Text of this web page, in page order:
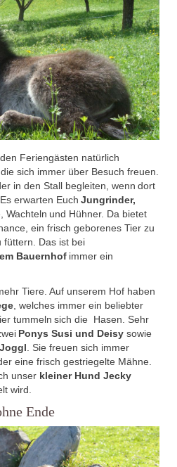
Feriengästen natürlich
, die sich immer über Besuch freuen.
in den Stall begleiten, wenn dort
erwarten Euch Jungrinder,
Wachteln und Hühner. Da bietet
ein frisch geborenes Tier zu
füttern. Das ist bei
Bauernhof immer ein
Tiere. Auf unserem Hof haben
, welches immer ein beliebter
tummeln sich die Hasen. Sehr
Ponys Susi und Deisy sowie
. Sie freuen sich immer
eine frisch gestriegelte Mähne.
unser kleiner Hund Jecky
wird.
Ende